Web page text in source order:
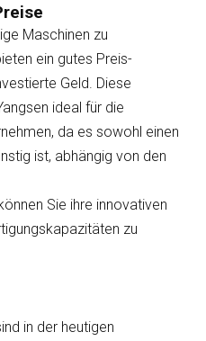
Maschinen zu
ein gutes Preis-
Geld. Diese
ideal für die
da es sowohl einen
ist, abhängig von den
Sie ihre innovativen
zu
in der heutigen